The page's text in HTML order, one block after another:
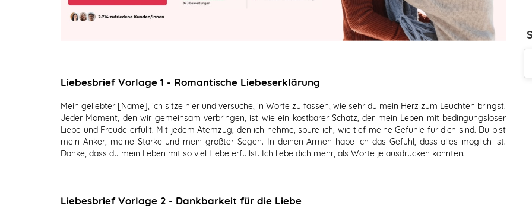
Liebesbrief Vorlage 1 - Romantische Liebeserklärung
Mein geliebter [Name], ich sitze hier und versuche, in Worte zu fassen, wie sehr du mein Herz zum Leuchten bringst.
Jeder Moment, den wir gemeinsam verbringen, ist wie ein kostbarer Schatz, der mein Leben mit bedingungsloser
Liebe und Freude erfüllt. Mit jedem Atemzug, den ich nehme, spüre ich, wie tief meine Gefühle für dich sind. Du bist
mein Anker, meine Stärke und mein größter Segen. In deinen Armen habe ich das Gefühl, dass alles möglich ist.
Danke, dass du mein Leben mit so viel Liebe erfüllst. Ich liebe dich mehr, als Worte je ausdrücken könnten.
Liebesbrief Vorlage 2 - Dankbarkeit für die Liebe